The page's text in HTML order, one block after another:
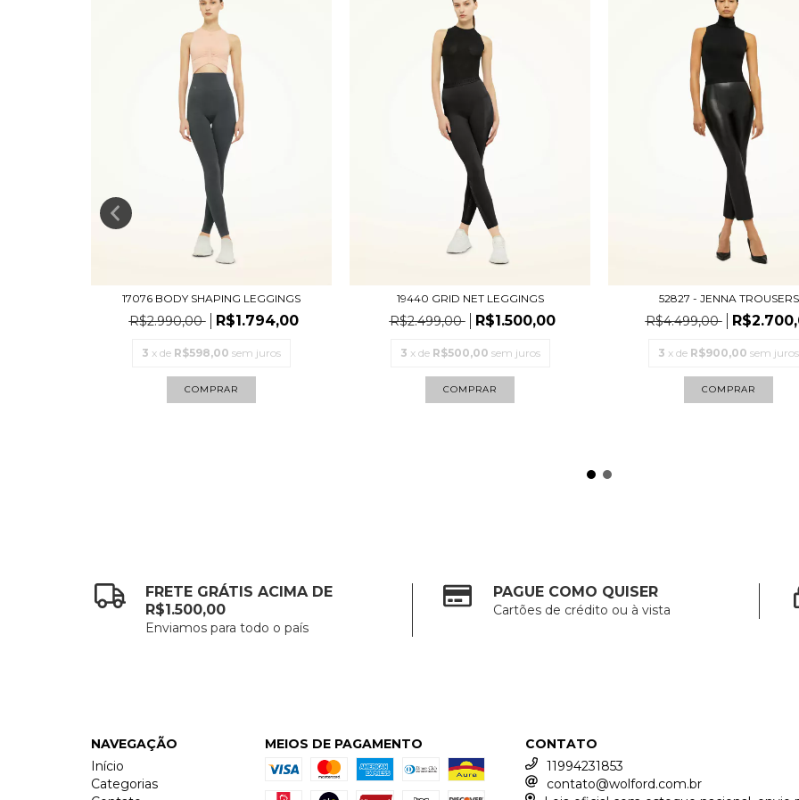
17076 BODY SHAPING LEGGINGS
R$2.990,00 R$1.794,00
3 x de R$598,00 sem juros
COMPRAR
19440 GRID NET LEGGINGS
R$2.499,00 R$1.500,00
3 x de R$500,00 sem juros
COMPRAR
52827 - JENNA TROUSERS
R$4.499,00
3 x de R$900,00 sem juros
COMPRAR
FRETE GRÁTIS ACIMA DE
R$1.500,00
Enviamos para todo o país
PAGUE COMO QUISER
Cartões de crédito ou à vista
NAVEGAÇÃO
Início
Categorias
MEIOS DE PAGAMENTO
CONTATO
11994231853
contato@wolford.com.br